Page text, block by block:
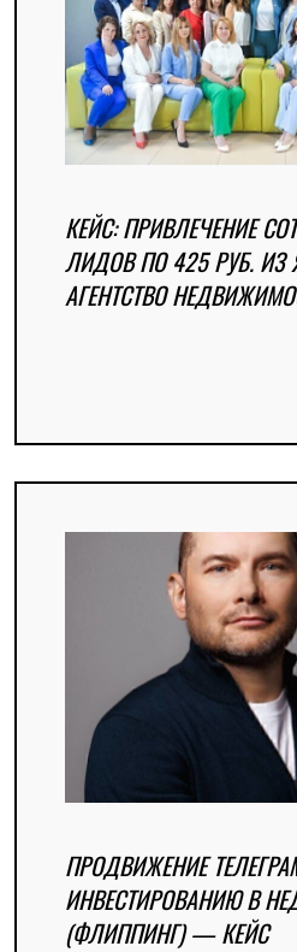
КЕЙС: ПРИВЛЕЧЕНИЕ
ЛИДОВ ПО 425 РУБ. ИЗ
АГЕНТСТВО
ПРОДВИЖЕНИЕ
ИНВЕСТИРОВАНИЮ В
(ФЛИППИНГ) — КЕЙС